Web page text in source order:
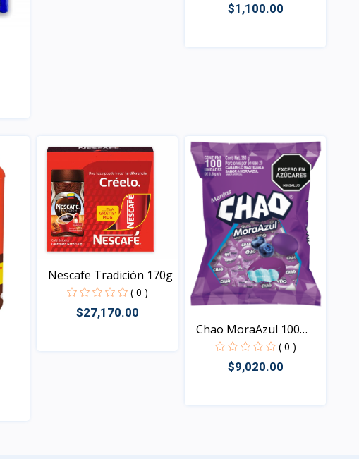
$1,100.00
Nescafe Tradición 170g
( 0 )
$27,170.00
Chao MoraAzul 100
unida...
( 0 )
$9,020.00